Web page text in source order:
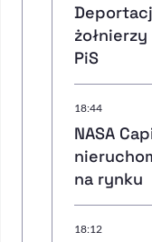
Deklaracja
PiS
18:44
NASA
na rynku
18:12